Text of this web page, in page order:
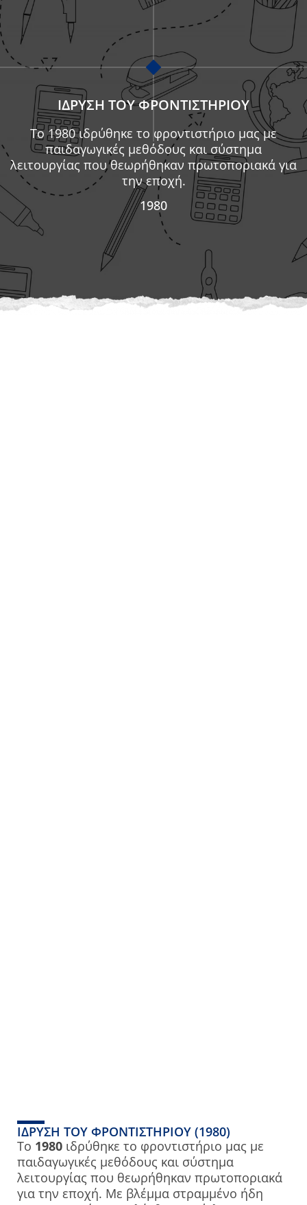
ΊΔΡΥΣΗ ΤΟΥ ΦΡΟΝΤΙΣΤΗΡΊΟΥ
Το 1980 ιδρύθηκε το φροντιστήριο μας με
παιδαγωγικές μεθόδους και σύστημα
λειτουργίας που θεωρήθηκαν πρωτοποριακά για
την εποχή.
1980
ΊΔΡΥΣΗ ΤΟΥ ΦΡΟΝΤΙΣΤΗΡΊΟΥ (1980)
Το 1980 ιδρύθηκε το φροντιστήριο μας με
παιδαγωγικές μεθόδους και σύστημα
λειτουργίας που θεωρήθηκαν πρωτοποριακά
για την εποχή. Με βλέμμα στραμμένο ήδη